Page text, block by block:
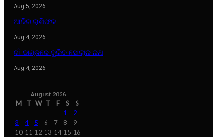
Aug 5, 2026
ଆଜିର ରାଶିଫଳ
Aug 4, 2026
ଗାଁ ଦାଣ୍ଡରେ ବୁଲିବ ସୋଲାର ରଥ
Aug 4, 2026
August 2026
M T W T F S
S
1
2
3
4 5 6 7 8
9
10 11 12 13 14 15 16